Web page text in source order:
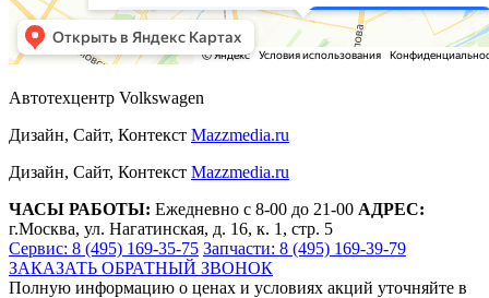
Автотехцентр Volkswagen
Дизайн, Сайт, Контекст Mazzmedia.ru
Дизайн, Сайт, Контекст Mazzmedia.ru
ЧАСЫ РАБОТЫ: Ежедневно с 8-00 до 21-00 АДРЕС:
г.Москва, ул. Нагатинская, д. 16, к. 1, стр. 5
Сервис: 8 (495) 169-35-75 Запчасти: 8 (495) 169-39-79
ЗАКАЗАТЬ ОБРАТНЫЙ ЗВОНОК
Полную информацию о ценах и условиях акций уточняйте в